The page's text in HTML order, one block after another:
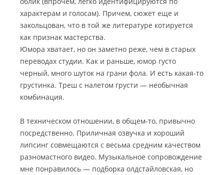
характерам и голосам). Причем, сюжет еще и
закольцован, что в той же литературе котируется
как признак мастерства.
Юмора хватает, но он заметно реже, чем в старых
переводах студии. Как и раньше, юмор густо
черный, много шуток на грани фола. И есть какая-то
грустинка. Треш с налетом грусти — необычная
комбинация.
В техническом отношении, в общем-то, привычно
посредственно. Приличная озвучка и хороший
липсинг совмещаются с весьма средним качеством
разномастного видео. Музыкальное сопровождение
мне понравилось — подборка олдстайловская, но